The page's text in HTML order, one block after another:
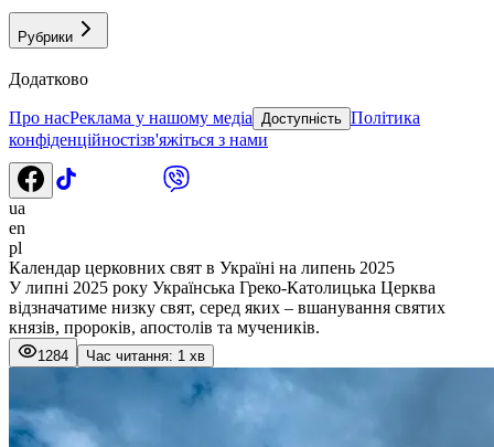
Рубрики
Додатково
Про насРеклама у нашому медіа Доступність Політика
конфіденційностізв'яжіться з нами
ua
en
pl
Календар церковних свят в Україні на липень 2025
У липні 2025 року Українська Греко-Католицька Церква
відзначатиме низку свят, серед яких – вшанування святих
князів, пророків, апостолів та мучеників.
1284 Час читання: 1 хв